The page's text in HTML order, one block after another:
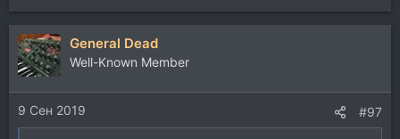
General Dead
Well-Known Member
9 Сен 2019 #97